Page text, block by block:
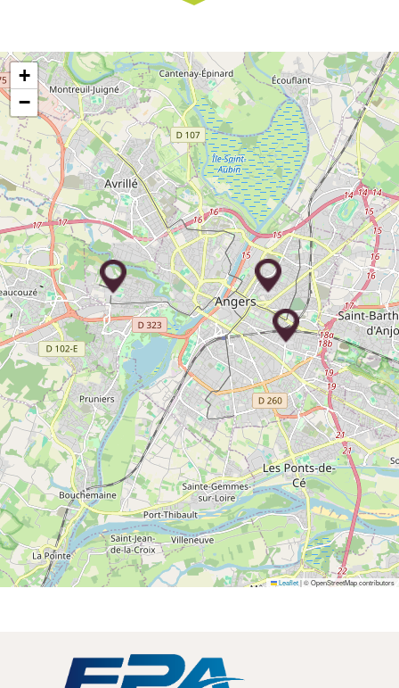
+
−
Leaflet|© OpenStreetMap contributors